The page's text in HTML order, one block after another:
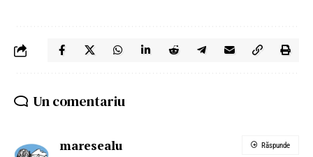
Un comentariu
maresealu Răspunde